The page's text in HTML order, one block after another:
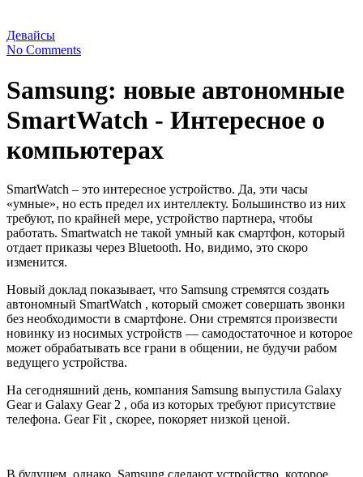
Девайсы
No Comments
Samsung: новые автономные
SmartWatch - Интересное о
компьютерах
SmartWatch – это интересное устройство. Да, эти часы
«умные», но есть предел их интеллекту. Большинство из них
требуют, по крайней мере, устройство партнера, чтобы
работать. Smartwatch не такой умный как смартфон, который
отдает приказы через Bluetooth. Но, видимо, это скоро
изменится.
Новый доклад показывает, что Samsung стремятся создать
автономный SmartWatch , который сможет совершать звонки
без необходимости в смартфоне. Они стремятся произвести
новинку из носимых устройств — самодостаточное и которое
может обрабатывать все грани в общении, не будучи рабом
ведущего устройства.
На сегодняшний день, компания Samsung выпустила Galaxy
Gear и Galaxy Gear 2 , оба из которых требуют присутствие
телефона. Gear Fit , скорее, покоряет низкой ценой.